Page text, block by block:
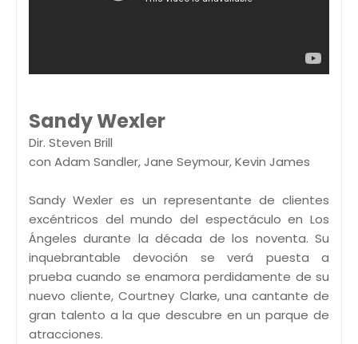
Sandy Wexler
Dir. Steven Brill
con Adam Sandler, Jane Seymour, Kevin James
Sandy Wexler es un representante de clientes
excéntricos del mundo del espectáculo en Los
Ángeles durante la década de los noventa. Su
inquebrantable devoción se verá puesta a
prueba cuando se enamora perdidamente de su
nuevo cliente, Courtney Clarke, una cantante de
gran talento a la que descubre en un parque de
atracciones.